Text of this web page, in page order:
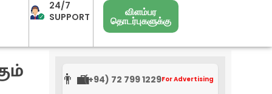
24/7
SUPPORT
விளம்பர
தொடர்புகளுக்கு
👨‍💼(+94) 72 799 1229For Advertising